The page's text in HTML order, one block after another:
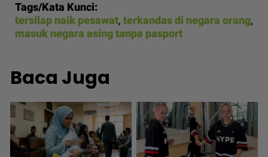
Tags/Kata Kunci:
tersilap naik pesawat, terkandas di negara orang,
masuk negara asing tanpa pasport
Baca Juga